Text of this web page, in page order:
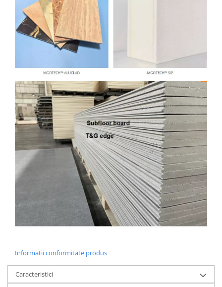
Informatii conformitate produs
Caracteristici